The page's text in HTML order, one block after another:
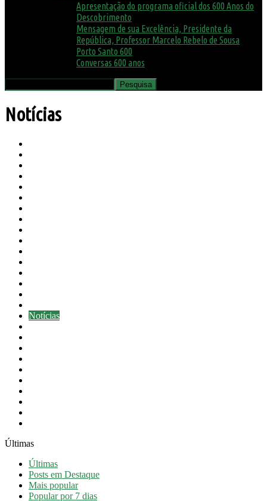
Apresentação do programa oficial dos 600 Anos do
Descobrimento
Mensagem de sua Excelência, Presidente da
República, Professor Marcelo Rebelo de Sousa
Porto Santo 600
Conversas 600 anos
Notícias
Notícias
Últimas
Últimas
Posts em Destaque
Mais popular
Popular por 7 dias